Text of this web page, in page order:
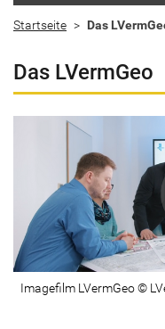
Startseite Das
Das LVermGeo
Imagefilm LVermGeo ©